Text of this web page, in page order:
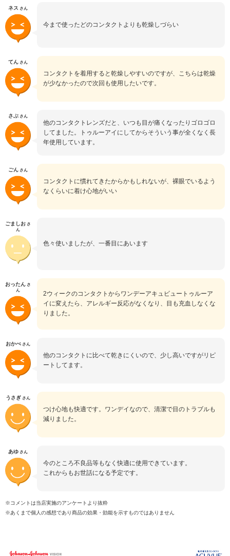
ネス さん
今まで使ったどのコンタクトよりも乾燥しづらい
てん さん
コンタクトを着用すると乾燥しやすいのですが、こちらは乾燥
が少なかったので次回も使用したいです。
さぶ さん
他のコンタクトレンズだと、いつも目が痛くなったりゴロゴロ
してました。トゥルーアイにしてからそういう事が全くなく長
年使用しています。
ごん さん
コンタクトに慣れてきたからかもしれないが、裸眼でいるよう
なくらいに着け心地がいい
ごましお さ
ん
色々使いましたが、一番目にあいます
おったん さ
ん
2ウィークのコンタクトからワンデーアキュビュートゥルーア
イに変えたら、アレルギー反応がなくなり、目も充血しなくな
りました。
おかべ さん
他のコンタクトに比べて乾きにくいので、少し高いですがリピ
ートしてます。
うさぎ さん
つけ心地も快適です。ワンデイなので、清潔で目のトラブルも
減りました。
あゆ さん
今のところ不良品等もなく快適に使用できています。
これからもお世話になる予定です。
※コメントは当店実施のアンケートより抜粋
※あくまで個人の感想であり商品の効果・効能を示すものではありません